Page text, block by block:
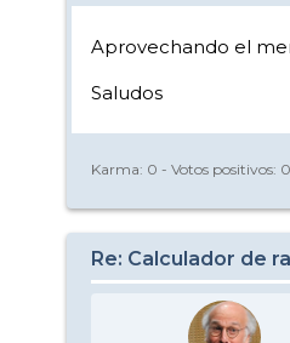
Aprovechando el
Saludos
Karma: 0 - Votos positivos: 0
Re: Calculador de